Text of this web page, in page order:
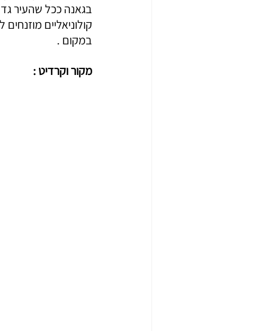
בגאנה ככל שהעיר
קולוניאליים
במקום .
מקור וקרדיט :